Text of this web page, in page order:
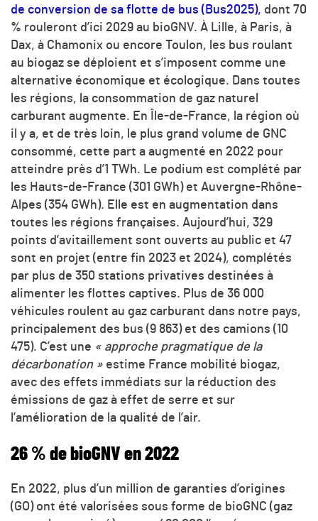
de conversion de sa flotte de bus (Bus2025), dont 70
% rouleront d’ici 2029 au bioGNV. À Lille, à Paris, à
Dax, à Chamonix ou encore Toulon, les bus roulant
au biogaz se déploient et s’imposent comme une
alternative économique et écologique. Dans toutes
les régions, la consommation de gaz naturel
carburant augmente. En Île-de-France, la région où
il y a, et de très loin, le plus grand volume de GNC
consommé, cette part a augmenté en 2022 pour
atteindre près d’1 TWh. Le podium est complété par
les Hauts-de-France (301 GWh) et Auvergne-Rhône-
Alpes (354 GWh). Elle est en augmentation dans
toutes les régions françaises. Aujourd’hui, 329
points d’avitaillement sont ouverts au public et 47
sont en projet (entre fin 2023 et 2024), complétés
par plus de 350 stations privatives destinées à
alimenter les flottes captives. Plus de 36 000
véhicules roulent au gaz carburant dans notre pays,
principalement des bus (9 863) et des camions (10
475). C’est une « approche pragmatique de la
décarbonation » estime France mobilité biogaz,
avec des effets immédiats sur la réduction des
émissions de gaz à effet de serre et sur
l’amélioration de la qualité de l’air.
26 % de bioGNV en 2022
En 2022, plus d’un million de garanties d’origines
(GO) ont été valorisées sous forme de bioGNC (gaz